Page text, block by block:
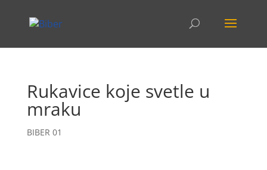
Rukavice koje svetle u
mraku
BIBER 01